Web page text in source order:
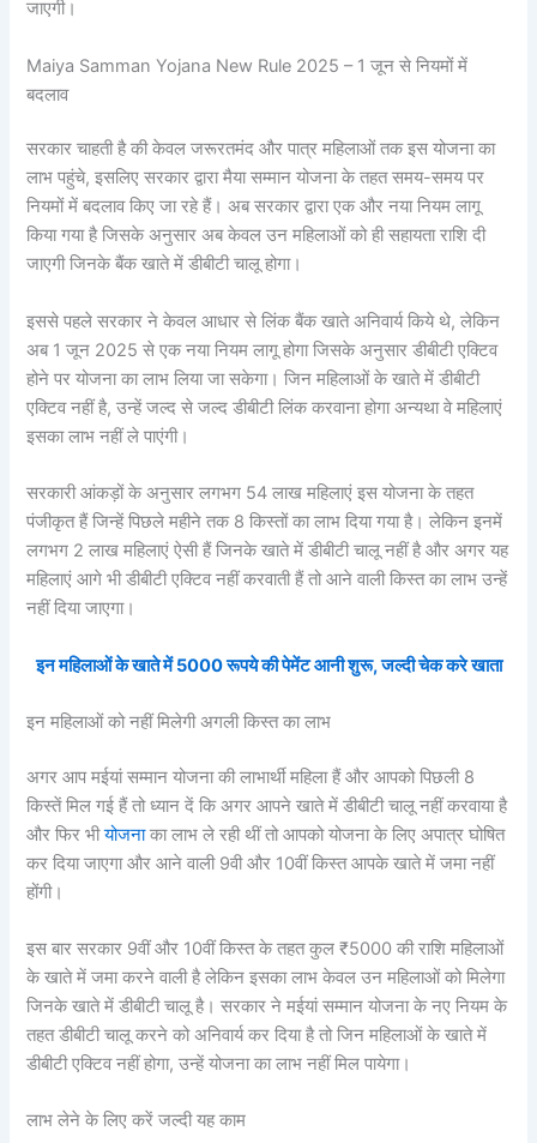
जाएगी।
Maiya Samman Yojana New Rule 2025 – 1 जून से नियमों में
बदलाव
सरकार चाहती है की केवल जरूरतमंद और पात्र महिलाओं तक इस योजना का
लाभ पहुंचे, इसलिए सरकार द्वारा मैया सम्मान योजना के तहत समय-समय पर
नियमों में बदलाव किए जा रहे हैं। अब सरकार द्वारा एक और नया नियम लागू
किया गया है जिसके अनुसार अब केवल उन महिलाओं को ही सहायता राशि दी
जाएगी जिनके बैंक खाते में डीबीटी चालू होगा।
इससे पहले सरकार ने केवल आधार से लिंक बैंक खाते अनिवार्य किये थे, लेकिन
अब 1 जून 2025 से एक नया नियम लागू होगा जिसके अनुसार डीबीटी एक्टिव
होने पर योजना का लाभ लिया जा सकेगा। जिन महिलाओं के खाते में डीबीटी
एक्टिव नहीं है, उन्हें जल्द से जल्द डीबीटी लिंक करवाना होगा अन्यथा वे महिलाएं
इसका लाभ नहीं ले पाएंगी।
सरकारी आंकड़ों के अनुसार लगभग 54 लाख महिलाएं इस योजना के तहत
पंजीकृत हैं जिन्हें पिछले महीने तक 8 किस्तों का लाभ दिया गया है। लेकिन इनमें
लगभग 2 लाख महिलाएं ऐसी हैं जिनके खाते में डीबीटी चालू नहीं है और अगर यह
महिलाएं आगे भी डीबीटी एक्टिव नहीं करवाती हैं तो आने वाली किस्त का लाभ उन्हें
नहीं दिया जाएगा।
इन महिलाओं के खाते में 5000 रूपये की पेमेंट आनी शुरू, जल्दी चेक करे खाता
इन महिलाओं को नहीं मिलेगी अगली किस्त का लाभ
अगर आप मईयां सम्मान योजना की लाभार्थी महिला हैं और आपको पिछली 8
किस्तें मिल गई हैं तो ध्यान दें कि अगर आपने खाते में डीबीटी चालू नहीं करवाया है
और फिर भीयोजनाका लाभ ले रही थीं तो आपको योजना के लिए अपात्र घोषित
कर दिया जाएगा और आने वाली 9वी और 10वीं किस्त आपके खाते में जमा नहीं
होंगी।
इस बार सरकार 9वीं और 10वीं किस्त के तहत कुल ₹5000 की राशि महिलाओं
के खाते में जमा करने वाली है लेकिन इसका लाभ केवल उन महिलाओं को मिलेगा
जिनके खाते में डीबीटी चालू है। सरकार ने मईयां सम्मान योजना के नए नियम के
तहत डीबीटी चालू करने को अनिवार्य कर दिया है तो जिन महिलाओं के खाते में
डीबीटी एक्टिव नहीं होगा, उन्हें योजना का लाभ नहीं मिल पायेगा।
लाभ लेने के लिए करें जल्दी यह काम